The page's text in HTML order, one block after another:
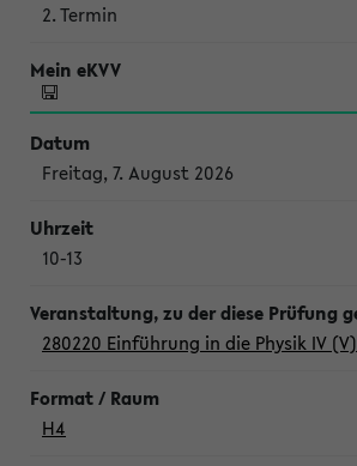
2. Termin
Freitag, 7. August 2026
10-13
280220 Einführung in die Physik IV (V)
H4